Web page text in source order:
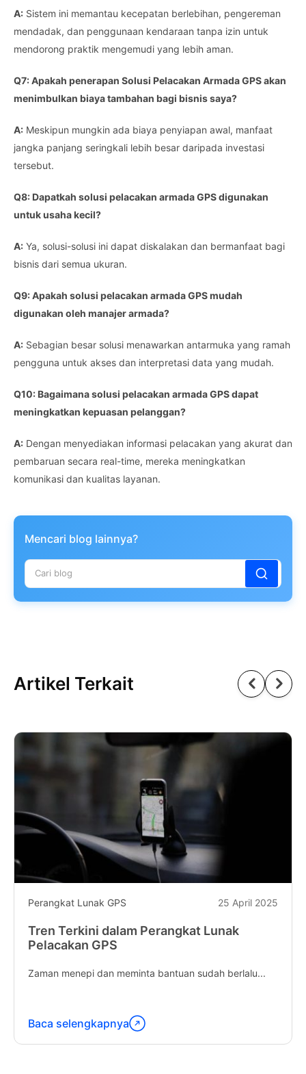
A: Sistem ini memantau kecepatan berlebihan, pengereman
mendadak, dan penggunaan kendaraan tanpa izin untuk
mendorong praktik mengemudi yang lebih aman.
Q7: Apakah penerapan Solusi Pelacakan Armada GPS akan
menimbulkan biaya tambahan bagi bisnis saya?
A: Meskipun mungkin ada biaya penyiapan awal, manfaat
jangka panjang seringkali lebih besar daripada investasi
tersebut.
Q8: Dapatkah solusi pelacakan armada GPS digunakan
untuk usaha kecil?
A: Ya, solusi-solusi ini dapat diskalakan dan bermanfaat bagi
bisnis dari semua ukuran.
Q9: Apakah solusi pelacakan armada GPS mudah
digunakan oleh manajer armada?
A: Sebagian besar solusi menawarkan antarmuka yang ramah
pengguna untuk akses dan interpretasi data yang mudah.
Q10: Bagaimana solusi pelacakan armada GPS dapat
meningkatkan kepuasan pelanggan?
A: Dengan menyediakan informasi pelacakan yang akurat dan
pembaruan secara real-time, mereka meningkatkan
komunikasi dan kualitas layanan.
Mencari blog lainnya?
Artikel Terkait
Perangkat Lunak GPS 25 April 2025
Tren Terkini dalam Perangkat Lunak
Pelacakan GPS
Zaman menepi dan meminta bantuan sudah berlalu...
Lanjutkan
membaca
Baca selengkapnya